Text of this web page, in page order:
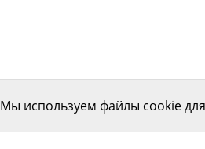
Мы используем файлы cookie